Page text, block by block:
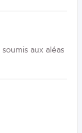
aux aléas